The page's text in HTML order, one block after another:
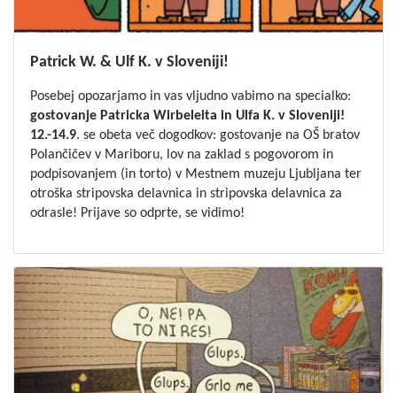
Patrick W. & Ulf K. v Sloveniji!
Posebej opozarjamo in vas vljudno vabimo na specialko:
gostovanje Patricka Wirbeleita in Ulfa K. v Sloveniji!
12.-14.9. se obeta več dogodkov: gostovanje na OŠ bratov
Polančičev v Mariboru, l ov na zaklad s pogovorom in
podpisovanjem (in torto) v Mestnem muzeju Ljubljana ter
otroška stripovska delavnica in stripovska delavnica za
odrasle! Prijave so odprte, se vidimo!